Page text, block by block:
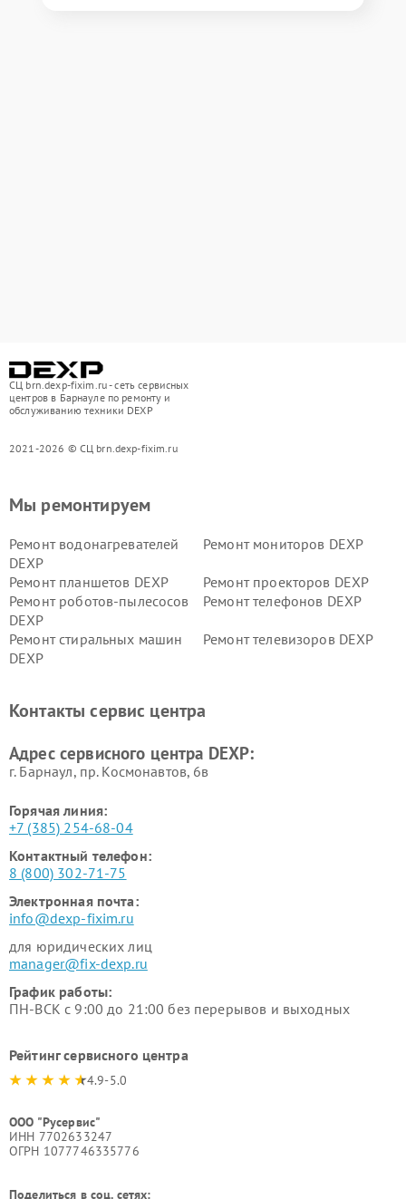
СЦ brn.dexp-fixim.ru - сеть сервисных
центров в Барнауле по ремонту и
обслуживанию техники DEXP
2021-2026 © СЦ brn.dexp-fixim.ru
Мы ремонтируем
Ремонт водонагревателей
DEXP
Ремонт мониторов DEXP
Ремонт планшетов DEXP
Ремонт проекторов DEXP
Ремонт роботов-пылесосов
DEXP
Ремонт телефонов DEXP
Ремонт стиральных машин
DEXP
Ремонт телевизоров DEXP
Ремонт серверов DEXP
Ремонт мини пк DEXP
Контакты сервис центра
Адрес сервисного центра DEXP:
г. Барнаул, ​пр. Космонавтов, 6в
Горячая линия:
+7 (385) 254-68-04
Контактный телефон:
8 (800) 302-71-75
Электронная почта:
info@dexp-fixim.ru
для юридических лиц
manager@fix-dexp.ru
График работы:
ПН-ВСК с 9:00 до 21:00 без перерывов и выходных
Рейтинг сервисного центра
4.9-5.0
ООО "Русервис"
ИНН 7702633247
ОГРН 1077746335776
Поделиться в соц. сетях: